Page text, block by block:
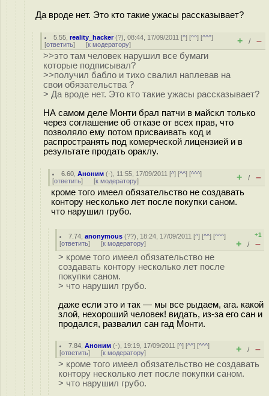
Да вроде нет. Это кто такие ужасы рассказывает?
5.55 ,reality_hacker(?), 08:44, 17/09/2011 [^] [^^] [^^^]
[ответить] [к модератору] + / –
>>это там человек нарушил все бумаги
которые подписывал?
>>получил бабло и тихо свалил наплевав на
свои обязательства ?
> Да вроде нет. Это кто такие ужасы рассказывает?
НА самом деле Монти брал патчи в майскл только
через соглашение об отказе от всех прав, что
позволяло ему потом присваивать код и
распространять под комерческой лицензией и в
результате продать ораклу.
6.60 ,Аноним (-), 11:55, 17/09/2011 [^] [^^] [^^^]
[ответить] [к модератору] + / –
кроме того имеел обязательство не создавать
контору несколько лет после покупки саном.
что нарушил грубо.
7.74 ,anonymous (??), 18:24, 17/09/2011 [^] [^^] [^^^]
[ответить] [к модератору]
+1
+ / –
> кроме того имеел обязательство не
создавать контору несколько лет после
покупки саном.
> что нарушил грубо.
даже если это и так — мы все рыдаем, ага. какой
злой, нехороший человек! видать, из-за его сан и
продался, развалил сан гад Монти.
7.84 ,Аноним (-), 19:19, 17/09/2011 [^] [^^] [^^^]
[ответить] [к модератору] + / –
> кроме того имеел обязательство не создавать
контору несколько лет после покупки саном.
> что нарушил грубо.